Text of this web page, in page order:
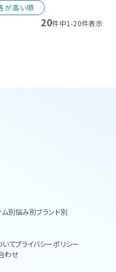
が高い順
20件中1-20件表示
ム別悩み別ブランド別
いてプライバシーポリシー
わせ